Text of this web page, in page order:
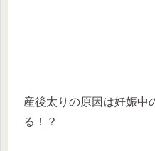
産後太りの原因は妊娠中
る！？